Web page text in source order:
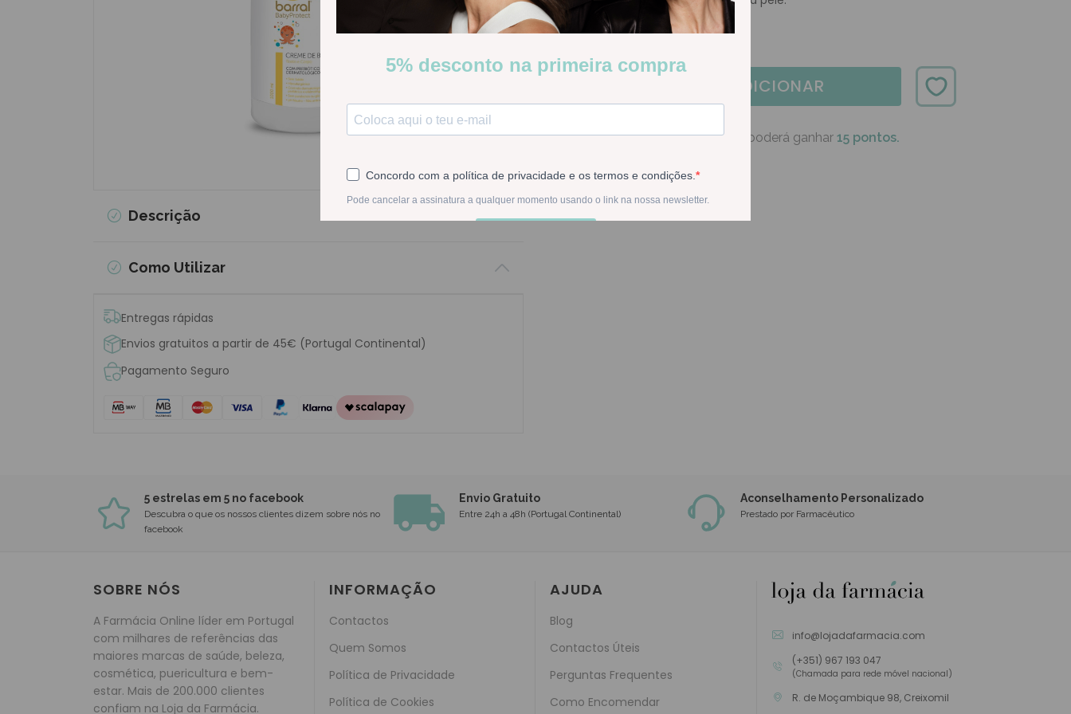
Descrição
Como Utilizar
Entregas rápidas
Envios gratuitos a partir de 45€ (Portugal Continental)
Pagamento Seguro
ADICIONAR
Na compra deste produto poderá ganhar 15 pontos.
5 estrelas em 5 no facebook
Descubra o que os nossos clientes dizem sobre nós no
facebook
Envio Gratuito
Entre 24h a 48h (Portugal Continental)
Aconselhamento Personalizado
Prestado por Farmacêutico
SOBRE NÓS
A Farmácia Online líder em Portugal
com milhares de referências das
maiores marcas de saúde, beleza,
cosmética, puericultura e bem-
estar. Mais de 200.000 clientes
confiam na Loja da Farmácia.
INFORMAÇÃO
Contactos
Quem Somos
Política de Privacidade
Política de Cookies
AJUDA
Blog
Contactos Úteis
Perguntas Frequentes
Como Encomendar
info@lojadafarmacia.com
(+351) 967 193 047
(Chamada para rede móvel nacional)
R. de Moçambique 98, Creixomil